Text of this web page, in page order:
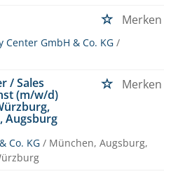
Merken
Center GmbH & Co. KG /
/ Sales
(m/w/d)
Augsburg
Merken
Co. KG / München, Augsburg,